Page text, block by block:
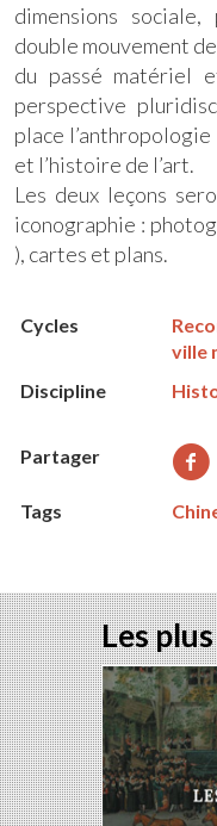
dimensions
double mouvement
du passé matériel
perspective
place
et l’histoire de l’art.
Les deux leçons
iconographie :
), cartes et plans.
Cycles
ville
Discipline
Partager
Tags
Les